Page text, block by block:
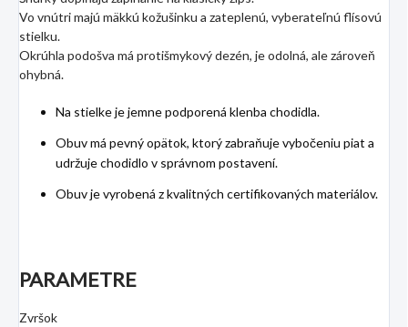
Vo vnútri majú mäkkú kožušinku a zateplenú, vyberateľnú flísovú
stielku.
Okrúhla podošva má protišmykový dezén, je odolná, ale zároveň
ohybná.
Na stielke je jemne podporená klenba chodidla.
Obuv má pevný opätok, ktorý zabraňuje vybočeniu piat a
udržuje chodidlo v správnom postavení.
Obuv je vyrobená z kvalitných certifikovaných materiálov.
PARAMETRE
Zvršok